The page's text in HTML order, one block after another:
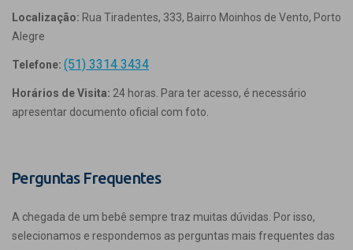
Localização: Rua Tiradentes, 333, Bairro Moinhos de Vento, Porto
Alegre
Telefone: (51) 3314 3434
Horários de Visita: 24 horas. Para ter acesso, é necessário
apresentar documento oficial com foto.
Perguntas Frequentes
A chegada de um bebê sempre traz muitas dúvidas. Por isso,
selecionamos e respondemos as perguntas mais frequentes das